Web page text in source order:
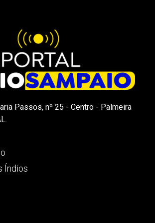
Passos, nº 25 - Centro - Palmeira
Índios